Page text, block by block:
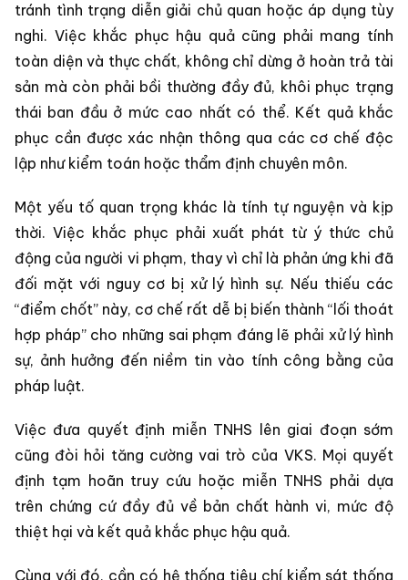
tránh tình trạng diễn giải chủ quan hoặc áp dụng tùy
nghi. Việc khắc phục hậu quả cũng phải mang tính
toàn diện và thực chất, không chỉ dừng ở hoàn trả tài
sản mà còn phải bồi thường đầy đủ, khôi phục trạng
thái ban đầu ở mức cao nhất có thể. Kết quả khắc
phục cần được xác nhận thông qua các cơ chế độc
lập như kiểm toán hoặc thẩm định chuyên môn.
Một yếu tố quan trọng khác là tính tự nguyện và kịp
thời. Việc khắc phục phải xuất phát từ ý thức chủ
động của người vi phạm, thay vì chỉ là phản ứng khi đã
đối mặt với nguy cơ bị xử lý hình sự. Nếu thiếu các
“điểm chốt” này, cơ chế rất dễ bị biến thành “lối thoát
hợp pháp” cho những sai phạm đáng lẽ phải xử lý hình
sự, ảnh hưởng đến niềm tin vào tính công bằng của
pháp luật.
Việc đưa quyết định miễn TNHS lên giai đoạn sớm
cũng đòi hỏi tăng cường vai trò của VKS. Mọi quyết
định tạm hoãn truy cứu hoặc miễn TNHS phải dựa
trên chứng cứ đầy đủ về bản chất hành vi, mức độ
thiệt hại và kết quả khắc phục hậu quả.
Cùng với đó, cần có hệ thống tiêu chí kiểm sát thống